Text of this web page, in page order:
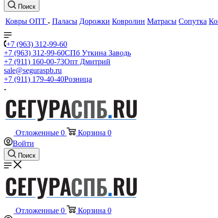
Поиск
Ковры ОПТ Паласы Дорожки Ковролин Матрасы Сопутка
+7 (963) 312-99-60
+7 (963) 312-99-60СПб Уткина Заводь
+7 (911) 160-00-73Опт Дмитрий
sale@seguraspb.ru
+7 (911) 179-40-40Розница
Отложенные 0 Корзина 0
Войти
Поиск
Отложенные 0 Корзина 0